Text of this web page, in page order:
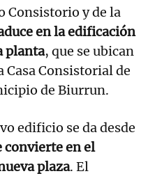
Consistorio y de la
en la edificación
planta, que se ubican
Casa Consistorial de
de Biurrun.
edificio se da desde
convierte en el
plaza. El